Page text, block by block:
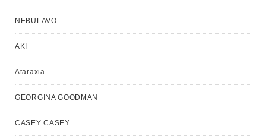
NEBULAVO
AKI
Ataraxia
GEORGINA GOODMAN
CASEY CASEY